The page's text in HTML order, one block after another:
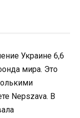
Украине 6,6
мира. Это
Nepszava. В